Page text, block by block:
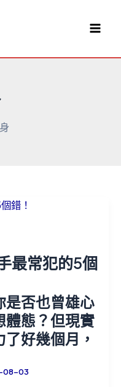
最常犯的5個
是否也曾雄心
體態？但現實
好幾個月，
08-03